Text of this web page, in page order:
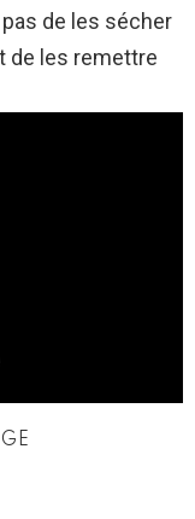
de les sécher
de les remettre